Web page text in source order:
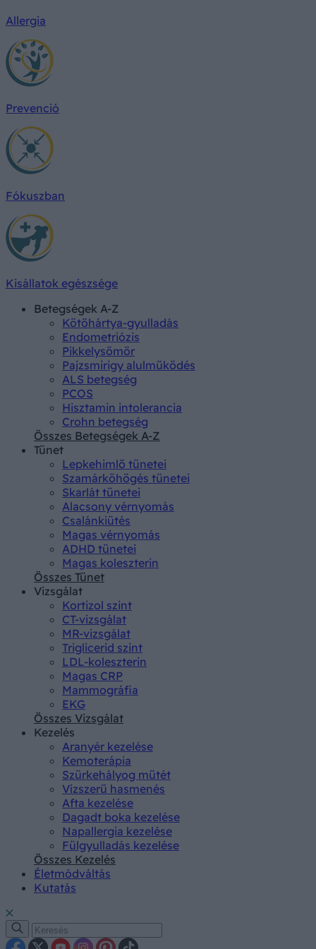
Allergia
Prevenció
Fókuszban
Kisállatok egészsége
Betegségek A-Z
Kötőhártya-gyulladás
Endometriózis
Pikkelysömör
Pajzsmirigy alulműködés
ALS betegség
PCOS
Hisztamin intolerancia
Crohn betegség
Összes Betegségek A-Z
Tünet
Lepkehimlő tünetei
Szamárköhögés tünetei
Skarlát tünetei
Alacsony vérnyomás
Csalánkiütés
Magas vérnyomás
ADHD tünetei
Magas koleszterin
Összes Tünet
Vizsgálat
Kortizol szint
CT-vizsgálat
MR-vizsgálat
Triglicerid szint
LDL-koleszterin
Magas CRP
Mammográfia
EKG
Összes Vizsgálat
Kezelés
Aranyér kezelése
Kemoterápia
Szürkehályog műtét
Vízszerű hasmenés
Afta kezelése
Dagadt boka kezelése
Napallergia kezelése
Fülgyulladás kezelése
Összes Kezelés
Életmódváltás
Kutatás